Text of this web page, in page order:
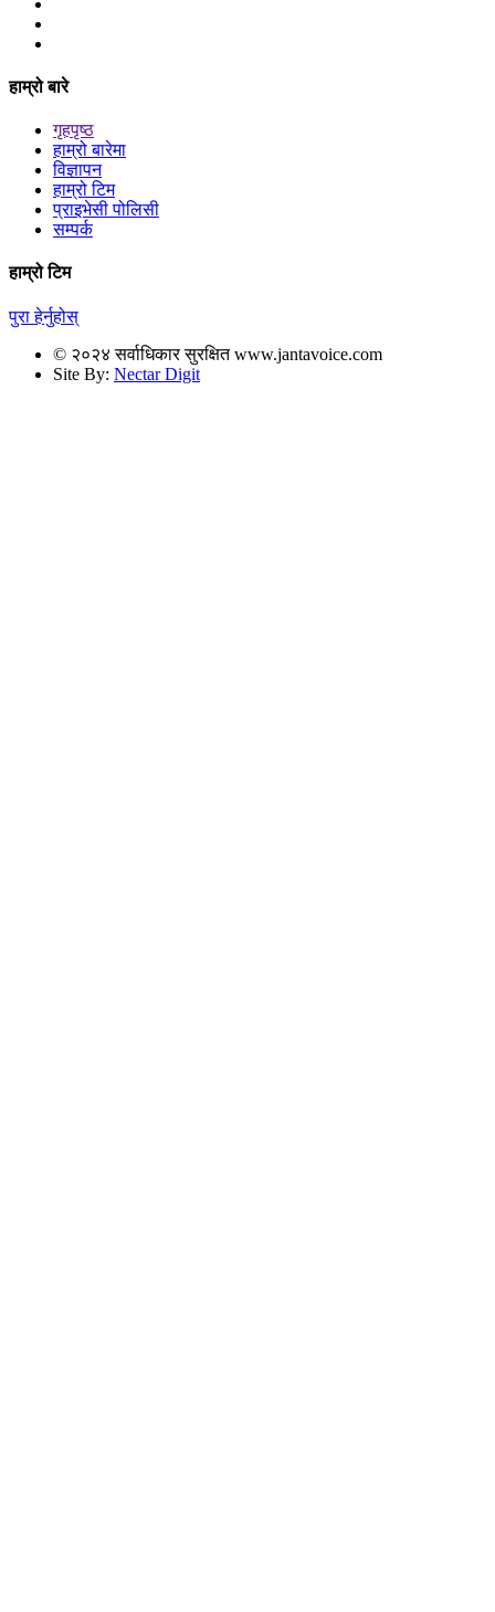
हाम्रो बारे
गृहपृष्ठ
हाम्रो बारेमा
विज्ञापन
हाम्रो टिम
प्राइभेसी पोलिसी
सम्पर्क
हाम्रो टिम
पुरा हेर्नुहोस्
© २०२४ सर्वाधिकार सुरक्षित www.jantavoice.com
Site By: Nectar Digit